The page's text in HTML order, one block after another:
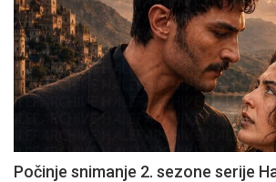
Počinje snimanje 2. sezone serije